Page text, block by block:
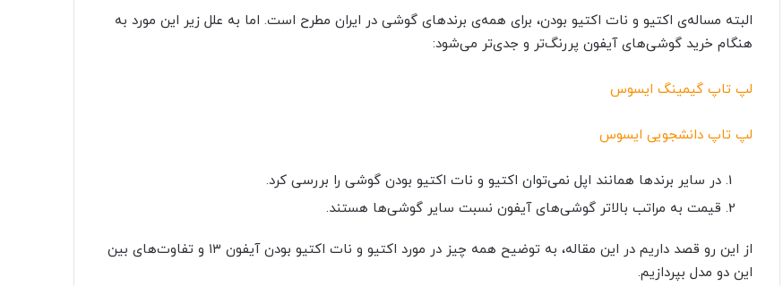
البته مساله‌ی اکتیو و نات اکتیو بودن، برای همه‌ی برندهای گوشی در ایران مطرح است. اما به علل زیر این مورد به
هنگام خرید گوشی‌های آیفون پررنگ‌تر و جدی‌تر می‌شود:
لپ تاپ گیمینگ ایسوس
لپ تاپ دانشجویی ایسوس
در سایر برندها همانند اپل نمی‌توان اکتیو و نات اکتیو بودن گوشی را بررسی کرد.
قیمت به مراتب بالاتر گوشی‌های آیفون نسبت سایر گوشی‌ها هستند.
از این رو قصد داریم در این مقاله، به توضیح همه چیز در مورد اکتیو و نات اکتیو بودن آیفون ۱۳ و تفاوت‌های بین
این دو مدل بپردازیم.